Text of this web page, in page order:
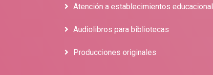
Atención a establecimientos
Audiolibros para bibliotecas
Producciones originales